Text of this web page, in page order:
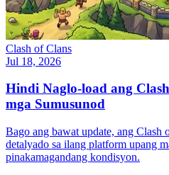
Clash of Clans
Jul 18, 2026
Hindi Naglo-load ang
mga Sumusunod
Bago ang bawat update, ang Clash
detalyado sa ilang platform upang
pinakamagandang kondisyon.